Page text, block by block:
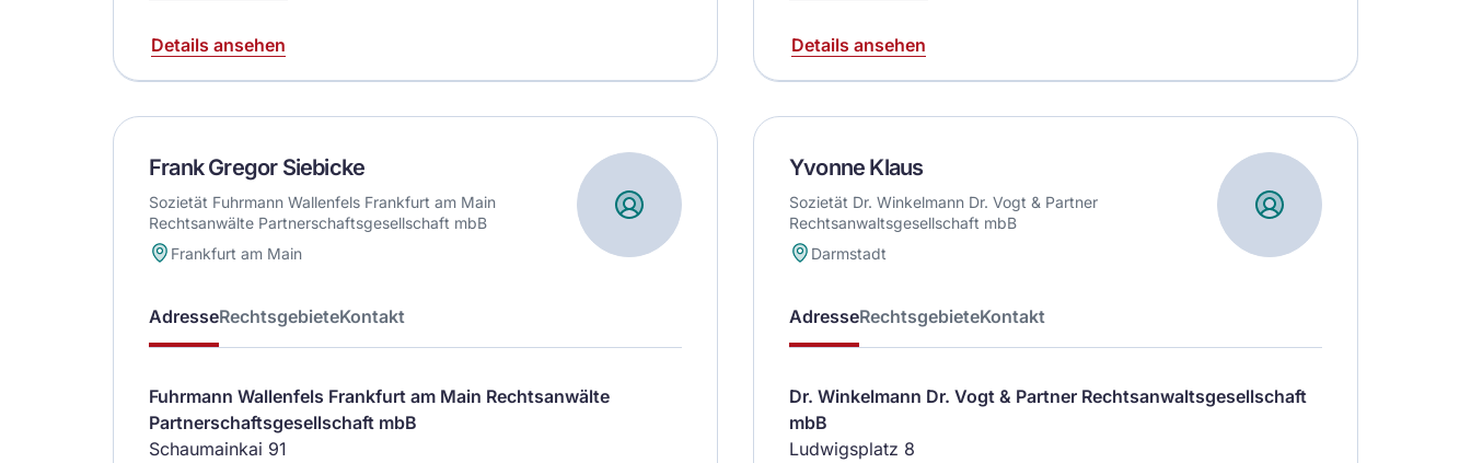
Details ansehen Details ansehen
Frank Gregor Siebicke
Sozietät Fuhrmann Wallenfels Frankfurt am Main
Rechtsanwälte Partnerschaftsgesellschaft mbB
Frankfurt am Main
AdresseRechtsgebieteKontakt
Fuhrmann Wallenfels Frankfurt am Main Rechtsanwälte
Partnerschaftsgesellschaft mbB
Schaumainkai 91
Yvonne Klaus
Sozietät Dr. Winkelmann Dr. Vogt & Partner
Rechtsanwaltsgesellschaft mbB
Darmstadt
AdresseRechtsgebieteKontakt
Dr. Winkelmann Dr. Vogt & Partner Rechtsanwaltsgesellschaft
mbB
Ludwigsplatz 8